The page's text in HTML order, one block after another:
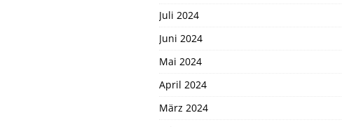
Juli 2024
Juni 2024
Mai 2024
April 2024
März 2024